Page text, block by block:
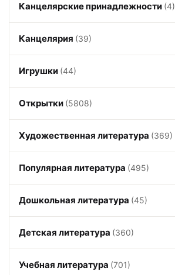
Канцелярские принадлежности (4)
Канцелярия (39)
Игрушки (44)
Открытки (5808)
Художественная литература (369)
Популярная литература (495)
Дошкольная литература (45)
Детская литература (360)
Учебная литература (701)